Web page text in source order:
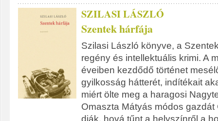
SZILASI LÁSZLÓ
Szentek hárfája
Szilasi László könyve, a
regény és intellektuális krimi. A
éveiben kezdődő történet
gyilkosság hátterét, indítékait
miért ölte meg a haragosi
Omaszta Mátyás módos gazdát
diák, hová tűnt a helyszínről a